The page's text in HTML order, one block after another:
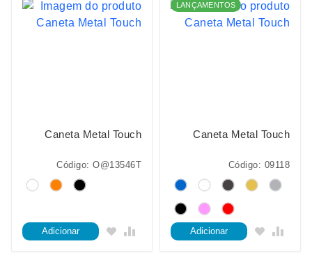
Caneta Metal Touch
Código: O@13546T
Adicionar
LANÇAMENTOS
Caneta Metal Touch
Código: 09118
Adicionar